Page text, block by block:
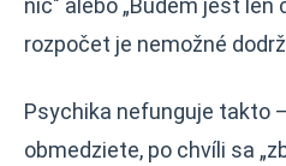
nič" alebo „Budem jesť len
rozpočet je nemožné
Psychika nefunguje takto
obmedziete, po chvíli sa